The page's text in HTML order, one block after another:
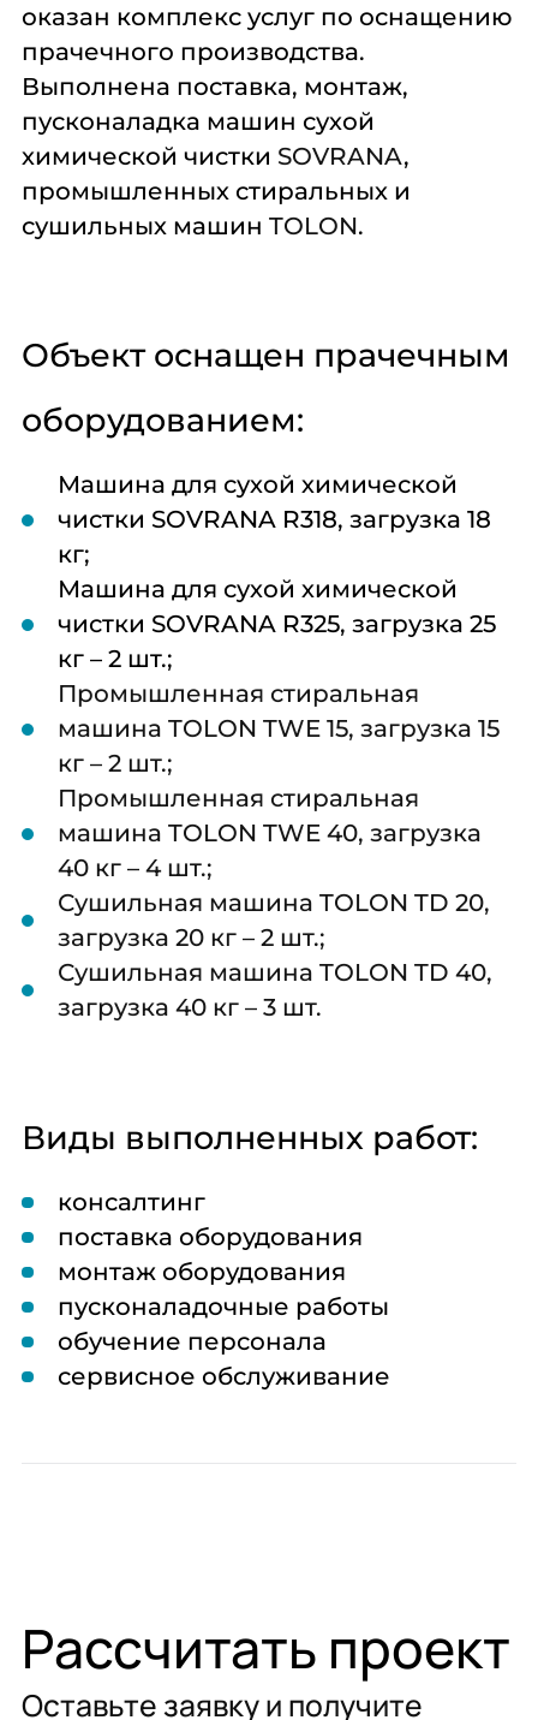
оказан комплекс услуг по оснащению
прачечного производства.
Выполнена поставка, монтаж,
пусконаладка машин сухой
химической чистки SOVRANA,
промышленных стиральных и
сушильных машинTOLON.
Объект оснащен прачечным
оборудованием:
Машина для сухой химической
чистки SOVRANA R318, загрузка 18
кг;
Машина для сухой химической
чистки SOVRANA R325, загрузка 25
кг – 2 шт.;
Промышленная стиральная
машина TOLON TWE 15, загрузка 15
кг – 2 шт.;
Промышленная стиральная
машина TOLON TWE 40, загрузка
40 кг – 4 шт.;
Сушильная машина TOLON TD 20,
загрузка 20 кг – 2 шт.;
Сушильная машина TOLON TD 40,
загрузка 40 кг – 3 шт.
Виды выполненных работ:
консалтинг
поставка оборудования
монтаж оборудования
пусконаладочные работы
обучение персонала
сервисное обслуживание
Рассчитать проект
Оставьте заявку и получите